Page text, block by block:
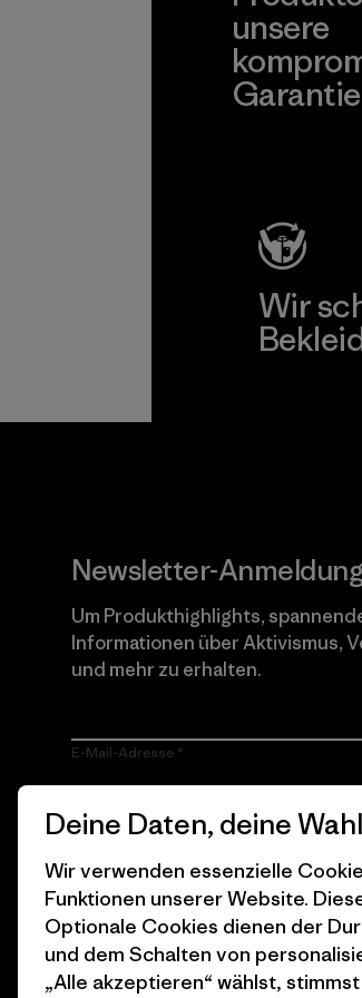
unsere
Wir
Newsletter-
Um Produkthighlights,
Informationen über Aktivismus,
und mehr zu erhalten.
E-Mail-Adresse
Durch Klicken auf die Anmelden Taste, erkläre
einverstanden, dass Patagonia meine E-Mail-
Stories, Informationen über Aktivismus,
mehr gemäß der Datenschutzerklärungvon
Anmelden
Deine Daten, deine Wahl
Wir verwenden essenzielle
Funktionen unserer Website.
Optionale Cookies dienen der
und dem Schalten von
„Alle akzeptieren“ wählst,